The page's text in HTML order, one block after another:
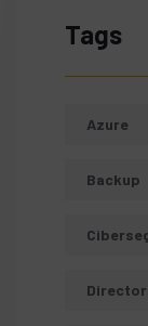
Tags
Azure
Backup